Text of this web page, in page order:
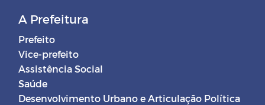
A Prefeitura
Prefeito
Vice-prefeito
Assistência Social
Saúde
Desenvolvimento Urbano e Articulação Política